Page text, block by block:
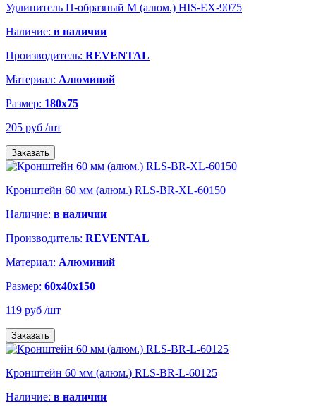
Удлинитель П-образный M (алюм.) HIS-EX-9075
Наличие: в наличии
Производитель: REVENTAL
Материал: Алюминий
Размер: 180х75
205 руб /шт
Заказать
Кронштейн 60 мм (алюм.) RLS-BR-XL-60150
Наличие: в наличии
Производитель: REVENTAL
Материал: Алюминий
Размер: 60х40х150
119 руб /шт
Заказать
Кронштейн 60 мм (алюм.) RLS-BR-L-60125
Наличие: в наличии